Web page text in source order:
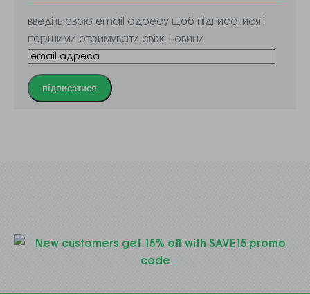
введіть свою email адресу щоб підписатися і
першими отримувати свіжі новини
підписатися